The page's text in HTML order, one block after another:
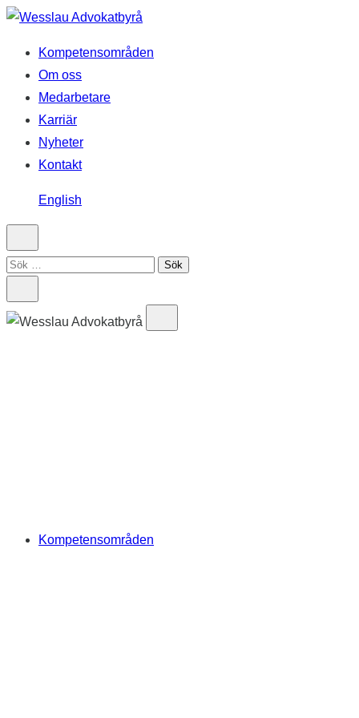
Hoppa
innehåll
Kompetensområden
Om oss
Medarbetare
Karriär
Nyheter
Kontakt
English
Sök
Kompetensområden